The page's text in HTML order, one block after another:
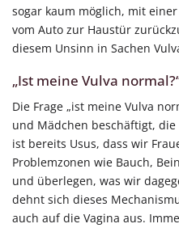
sogar kaum möglich, mit
vom Auto zur Haustür
diesem Unsinn in Sachen
„Ist meine Vulva
Die Frage „ist meine Vulva
und Mädchen beschäftigt,
ist bereits Usus, dass wir
Problemzonen wie Bauch,
und überlegen, was wir
dehnt sich dieses
auch auf die Vagina aus.